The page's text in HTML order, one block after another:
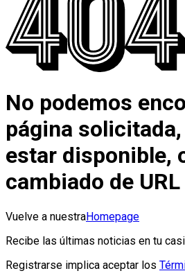
No podemos
página
estar disponible,
cambiado de URL
Vuelve a nuestraHomepage
Recibe las últimas noticias en tu
Registrarse implica aceptar los